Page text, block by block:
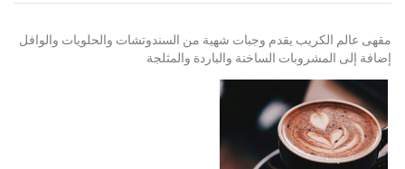
مقهى عالم الكريب يقدم وجبات شهية من السندوتشات والحلويات والوافل
إضافة إلى المشروبات الساخنة والباردة والمثلجة